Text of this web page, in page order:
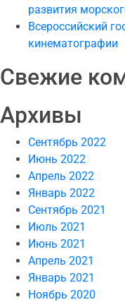
развития
Всероссийский
кинематографии
Свежие
Архивы
Сентябрь 2022
Июнь 2022
Апрель 2022
Январь 2022
Сентябрь 2021
Июль 2021
Июнь 2021
Апрель 2021
Январь 2021
Ноябрь 2020